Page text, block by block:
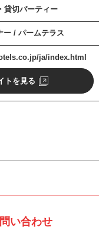
貸切パーティー
ー / パームテラス
ja/index.html
トを見る
い合わせ